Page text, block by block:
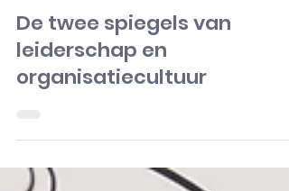
14 jan 3 minuten om te lezen
De twee spiegels van